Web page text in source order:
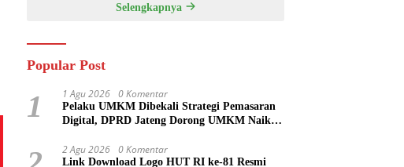
Selengkapnya
Popular Post
1 1 Agu 2026 0 Komentar
Pelaku UMKM Dibekali Strategi Pemasaran
Digital, DPRD Jateng Dorong UMKM Naik
2 Agu 2026 0 Komentar
Link Download Logo HUT RI ke-81 Resmi